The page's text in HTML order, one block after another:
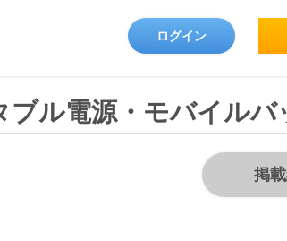
ログイン
ル電源・モバイルバ
掲